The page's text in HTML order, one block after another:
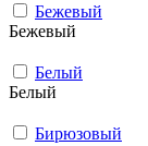
Бежевый
Бежевый
Белый
Белый
Бирюзовый